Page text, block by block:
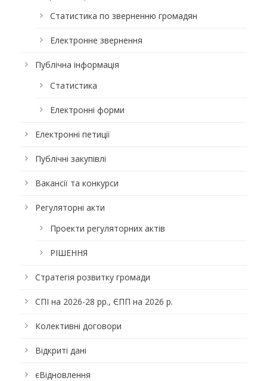
Статистика по зверненню громадян
Електронне звернення
Публічна інформація
Статистика
Електронні форми
Електронні петиції
Публічні закупівлі
Вакансії та конкурси
Регуляторні акти
Проекти регуляторних актів
РІШЕННЯ
Стратегія розвитку громади
СПІ на 2026-28 рр., ЄПП на 2026 р.
Колективні договори
Відкриті дані
єВідновлення